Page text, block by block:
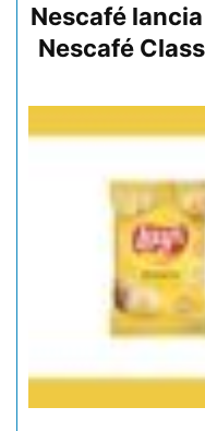
Nescafé
Nescafé